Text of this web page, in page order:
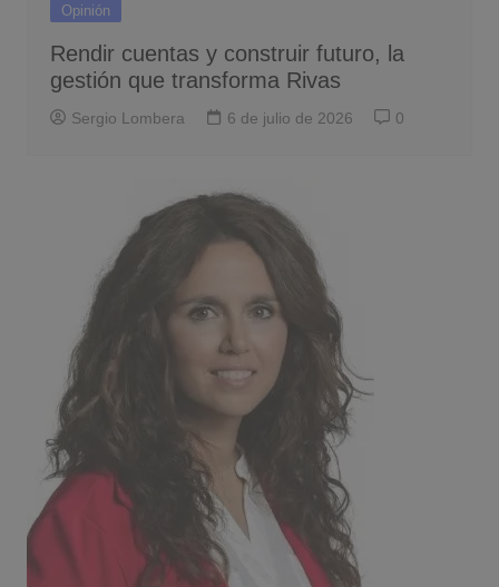
Opinión
Rendir cuentas y construir futuro, la
gestión que transforma Rivas
Sergio Lombera 6 de julio de 2026 0